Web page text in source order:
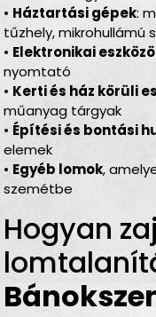
• Háztartási gépek:
tűzhely, mikrohullámú
• Elektronikai
nyomtató
• Kerti és ház körüli
műanyag tárgyak
• Építési és bontási
elemek
• Egyéb lomok,
szemétbe
Hogyan